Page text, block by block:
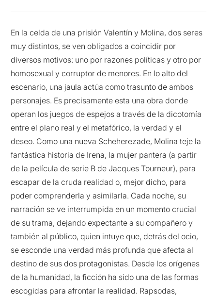
En la celda de una prisión Valentín y Molina, dos seres
muy distintos, se ven obligados a coincidir por
diversos motivos: uno por razones políticas y otro por
homosexual y corruptor de menores. En lo alto del
escenario, una jaula actúa como trasunto de ambos
personajes. Es precisamente esta una obra donde
operan los juegos de espejos a través de la dicotomía
entre el plano real y el metafórico, la verdad y el
deseo. Como una nueva Scheherezade, Molina teje la
fantástica historia de Irena, la mujer pantera (a partir
de la película de serie B de Jacques Tourneur), para
escapar de la cruda realidad o, mejor dicho, para
poder comprenderla y asimilarla. Cada noche, su
narración se ve interrumpida en un momento crucial
de su trama, dejando expectante a su compañero y
también al público, quien intuye que, detrás del ocio,
se esconde una verdad más profunda que afecta al
destino de sus dos protagonistas. Desde los orígenes
de la humanidad, la ficción ha sido una de las formas
escogidas para afrontar la realidad. Rapsodas,